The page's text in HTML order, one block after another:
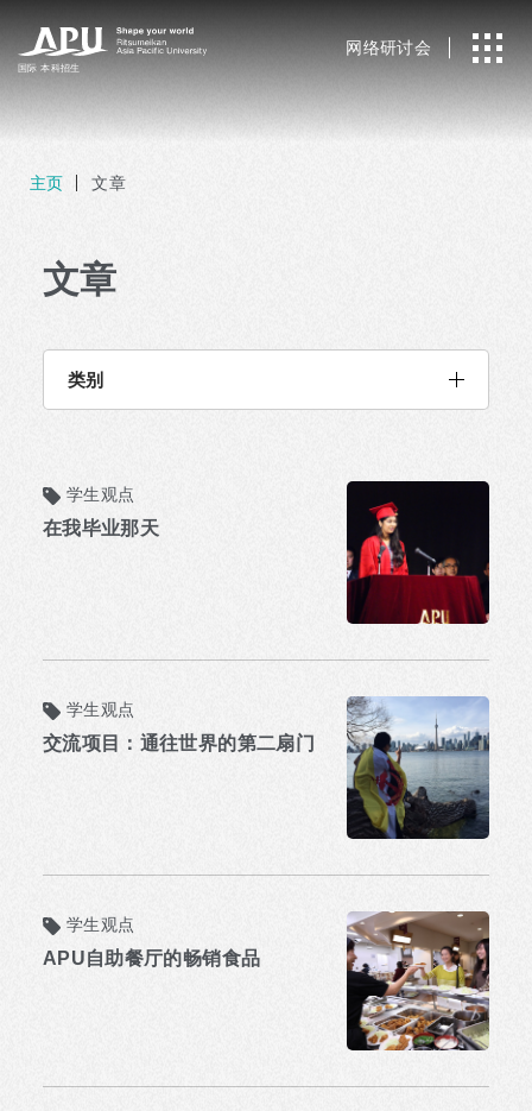
国际 本科招生
网络研讨会
主页 文章
文章
类别
学生观点
在我毕业那天
学生观点
交流项目：通往世界的第二扇门
学生观点
APU自助餐厅的畅销食品